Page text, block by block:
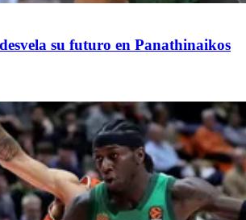
su futuro en Panathinaikos